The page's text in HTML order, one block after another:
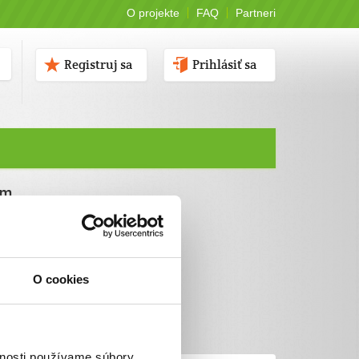
O cookies
O projekte FAQ Partneri
Prihlásiť sa
Registruj sa